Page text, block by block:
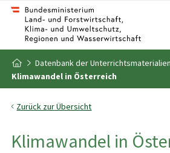
Zum Inhalt
Zum Inhaltsverzeichnis
Zur Startseite
Datenbank der Unterrichtsmaterialien
Klimawandel in Österreich
Zurück zur Übersicht
Klimawandel in